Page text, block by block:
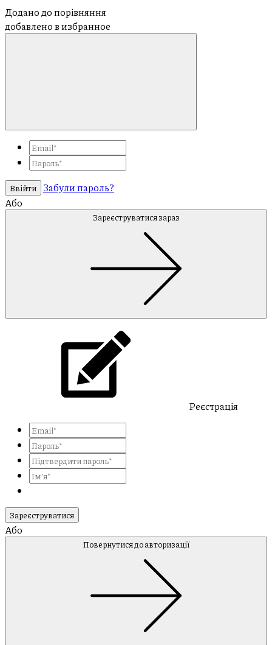
Додано до порівняння
добавлено в избранное
Ввійти
Забули пароль?
Або
Зареєструватися зараз
Реєстрація
Зареєструватися
Або
Повернутися до авторизації